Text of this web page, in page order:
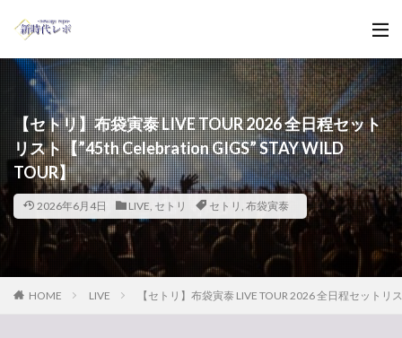
【セトリ】布袋寅泰 LIVE TOUR 2026 全日程セット
リスト【”45th Celebration GIGS” STAY WILD
TOUR】
2026年6月4日 LIVE, セトリ セトリ , 布袋寅泰
HOME LIVE 【セトリ】布袋寅泰 LIVE TOUR 2026 全日程セットリ